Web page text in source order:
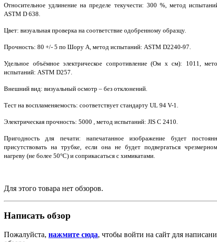
Относительное удлинение на пределе текучести: 300 %, метод
ASTM D 638.
Цвет: визуальная проверка на соответствие одобренному образцу.
Прочность: 80 +/- 5 по Шору А, метод испытаний: ASTM D2240-97.
Удельное объёмное электрическое сопротивление (Ом х см): 1011,
испытаний: ASTM D257.
Внешний вид: визуальный осмотр – без отклонений.
Тест на воспламеняемость: соответствует стандарту UL 94 V-1.
Электрическая прочность: 5000 , метод испытаний: JIS C 2410.
Пригодность для печати: напечатанное изображение будет
присутствовать на трубке, если она не будет подвергаться
нагреву (не более 50°С) и соприкасаться с химикатами.
Для этого товара нет обзоров.
Написать обзор
Пожалуйста, нажмите сюда, чтобы войти на сайт для